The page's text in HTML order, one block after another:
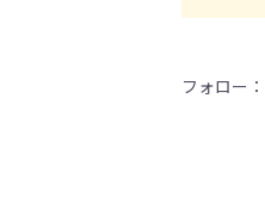
フォロー：